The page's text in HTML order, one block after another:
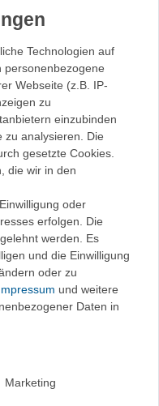
Ocun Chalk Powder
250 g - Chalk
12,95 €
Metolius Ecoball -
Magnesium Chalkball
Technologien auf
personenbezogene
Webseite (z.B. IP-
zu
einzubinden
zu analysieren. Die
gesetzte Cookies.
die wir in den
oder
erfolgen. Die
werden. Es
und die Einwilligung
oder zu
und weitere
Daten in
Marketing